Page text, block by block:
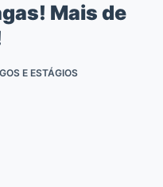
Mais de
E ESTÁGIOS